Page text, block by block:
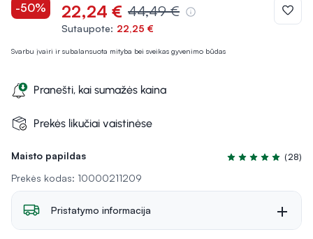
Maisto papildas
Įvertinimas 4.9 iš
(28)
Prekės kodas: 10000211209
Svarbu įvairi ir subalansuota mityba bei sveikas gyvenimo būdas
-50% 22,24 € 44,49 €
Sutaupote: 22,25 €
Pranešti, kai sumažės kaina
Prekės likučiai vaistinėse
Pristatymo informacija